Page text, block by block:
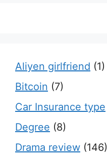
Aliyen girlfriend (1)
Bitcoin (7)
Car Insurance type
Degree (8)
Drama review (146)